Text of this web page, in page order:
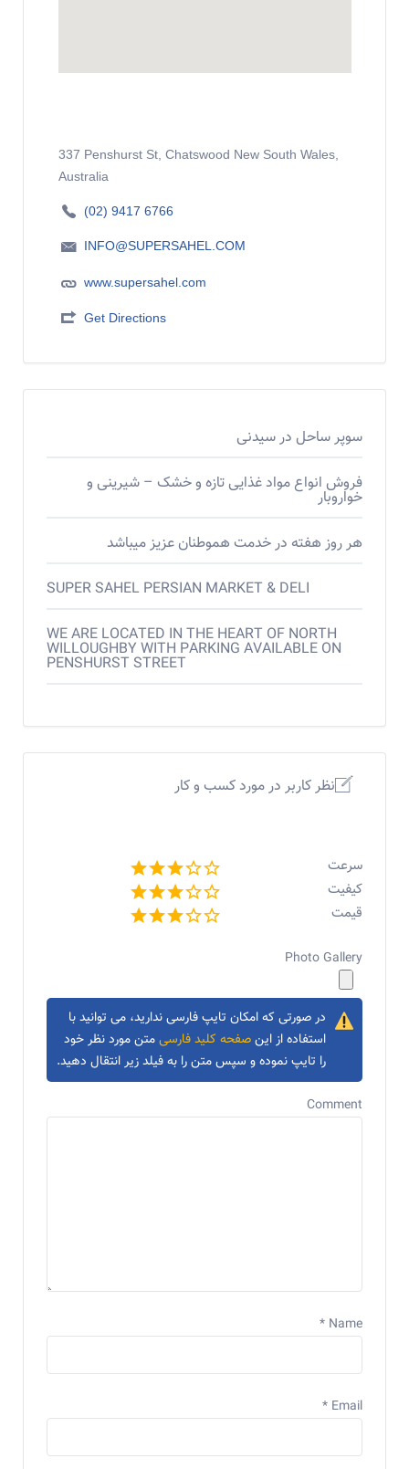
337 Penshurst St, Chatswood New South Wales,
Australia
(02) 9417 6766
INFO@SUPERSAHEL.COM
www.supersahel.com
Get Directions
سوپر ساحل در سیدنی
فروش انواع مواد غذایی تازه و خشک – شیرینی و
خواروبار
هر روز هفته در خدمت هموطنان عزیز میباشد
SUPER SAHEL PERSIAN MARKET & DELI
WE ARE LOCATED IN THE HEART OF NORTH
WILLOUGHBY WITH PARKING AVAILABLE ON
PENSHURST STREET
نظر کاربر در مورد کسب و کار
سرعت
کیفیت
قیمت
Photo Gallery
در صورتی که امکان تایپ فارسی ندارید، می توانید با
استفاده از اینصفحه کلید فارسیمتن مورد نظر خود
را تایپ نموده و سپس متن را به فیلد زیر انتقال دهید.
Comment
Name
*
Email
*